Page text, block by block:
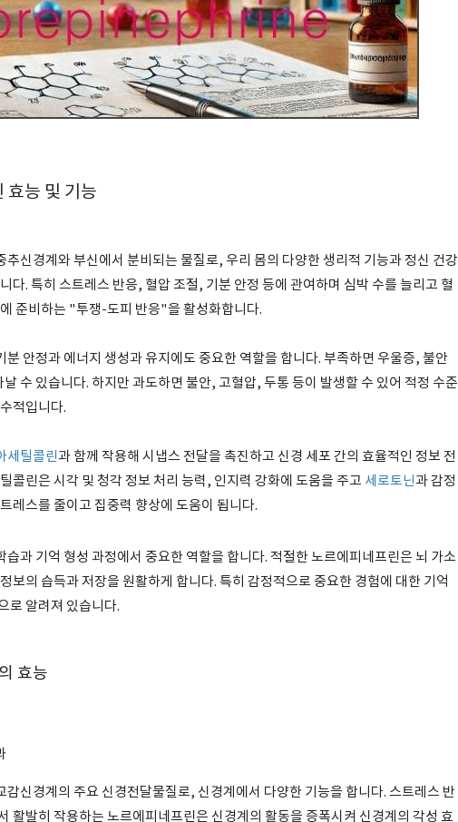
효능 및 기능
추신경계와 부신에서 분비되는 물질로, 우리 몸의 다양한 생리적 기능과 정신 건강
다. 특히 스트레스 반응, 혈압 조절, 기분 안정 등에 관여하며 심박 수를 늘리고 혈
준비하는 "투쟁-도피 반응"을 활성화합니다.
분 안정과 에너지 생성과 유지에도 중요한 역할을 합니다. 부족하면 우울증, 불안
수 있습니다. 하지만 과도하면 불안, 고혈압, 두통 등이 발생할 수 있어 적정 수준
적입니다.
세틸콜린과 함께 작용해 시냅스 전달을 촉진하고 신경 세포 간의 효율적인 정보 전
콜린은 시각 및 청각 정보 처리 능력, 인지력 강화에 도움을 주고 세로토닌과 감정
레스를 줄이고 집중력 향상에 도움이 됩니다.
습과 기억 형성 과정에서 중요한 역할을 합니다. 적절한 노르에피네프린은 뇌 가소
보의 습득과 저장을 원활하게 합니다. 특히 감정적으로 중요한 경험에 대한 기억
로 알려져 있습니다.
효능
감신경계의 주요 신경전달물질로, 신경계에서 다양한 기능을 합니다. 스트레스 반
활발히 작용하는 노르에피네프린은 신경계의 활동을 증폭시켜 신경계의 각성 효